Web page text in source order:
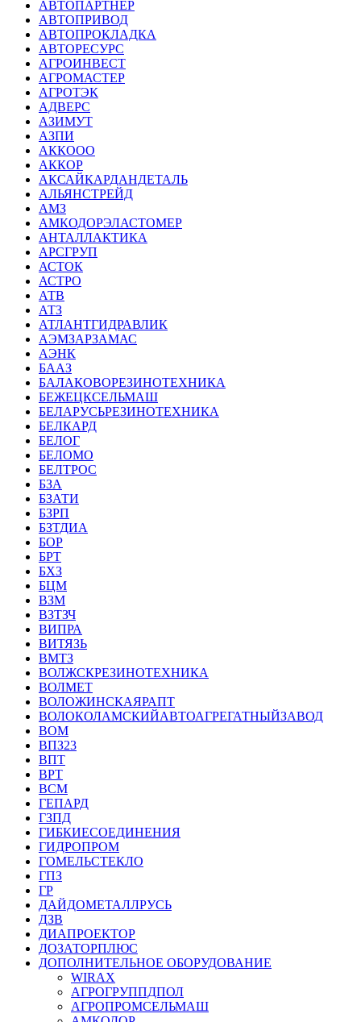
АВТОПАРТНЕР
АВТОПРИВОД
АВТОПРОКЛАДКА
АВТОРЕСУРС
АГРОИНВЕСТ
АГРОМАСТЕР
АГРОТЭК
АДВЕРС
АЗИМУТ
АЗПИ
АККООО
АККОР
АКСАЙКАРДАНДЕТАЛЬ
АЛЬЯНСТРЕЙД
АМЗ
АМКОДОРЭЛАСТОМЕР
АНТАЛЛАКТИКА
АРСГРУП
АСТОК
АСТРО
АТВ
АТЗ
АТЛАНТГИДРАВЛИК
АЭМЗАРЗАМАС
АЭНК
БААЗ
БАЛАКОВОРЕЗИНОТЕХНИКА
БЕЖЕЦКСЕЛЬМАШ
БЕЛАРУСЬРЕЗИНОТЕХНИКА
БЕЛКАРД
БЕЛОГ
БЕЛОМО
БЕЛТРОС
БЗА
БЗАТИ
БЗРП
БЗТДИА
БОР
БРТ
БХЗ
БЦМ
ВЗМ
ВЗТЗЧ
ВИПРА
ВИТЯЗЬ
ВМТЗ
ВОЛЖСКРЕЗИНОТЕХНИКА
ВОЛМЕТ
ВОЛОЖИНСКАЯРАПТ
ВОЛОКОЛАМСКИЙАВТОАГРЕГАТНЫЙЗАВОД
ВОМ
ВПЗ23
ВПТ
ВРТ
ВСМ
ГЕПАРД
ГЗПД
ГИБКИЕСОЕДИНЕНИЯ
ГИДРОПРОМ
ГОМЕЛЬСТЕКЛО
ГПЗ
ГР
ДАЙДОМЕТАЛЛРУСЬ
ДЗВ
ДИАПРОЕКТОР
ДОЗАТОРПЛЮС
ДОПОЛНИТЕЛЬНОЕ ОБОРУДОВАНИЕ
WIRAX
АГРОГРУППДПОЛ
АГРОПРОМСЕЛЬМАШ